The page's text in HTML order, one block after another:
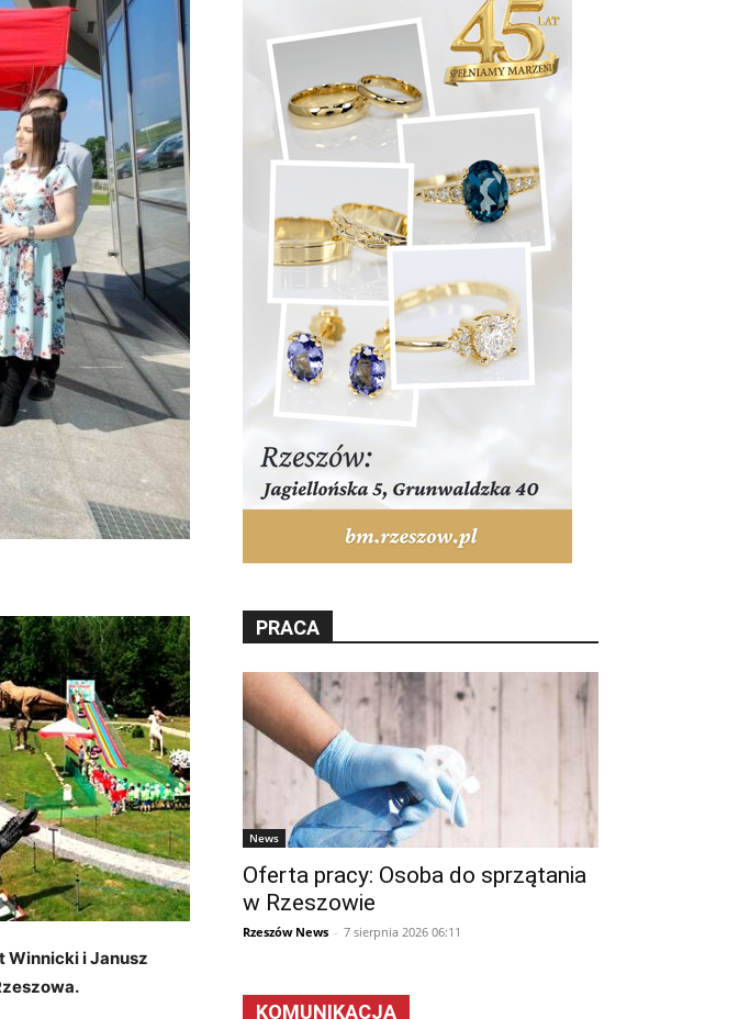
Winnicki i Janusz
PRACA
News
Oferta pracy: Osoba do sprzątania
w Rzeszowie
Rzeszów News - 7 sierpnia 2026 06:11
KOMUNIKACJA